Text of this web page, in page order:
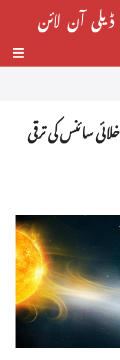
سائنس کی ترقی